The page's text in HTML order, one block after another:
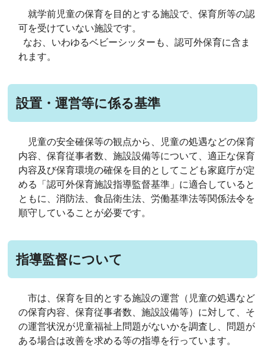
就学前児童の保育を目的とする施設で、保育所等の認
可を受けていない施設です。
なお、いわゆるベビーシッターも、認可外保育に含ま
れます。
設置・運営等に係る基準
児童の安全確保等の観点から、児童の処遇などの保育
内容、保育従事者数、施設設備等について、適正な保育
内容及び保育環境の確保を目的としてこども家庭庁が定
める「認可外保育施設指導監督基準」に適合していると
ともに、消防法、食品衛生法、労働基準法等関係法令を
順守していることが必要です。
指導監督について
市は、保育を目的とする施設の運営（児童の処遇など
の保育内容、保育従事者数、施設設備等）に対して、そ
の運営状況が児童福祉上問題がないかを調査し、問題が
ある場合は改善を求める等の指導を行っています。